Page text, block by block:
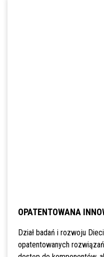
OPATENTOWANA
Dział badań i rozwoju
opatentowanych